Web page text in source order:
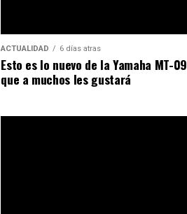
ACTUALIDAD 6 días atras
Esto es lo nuevo de la Yamaha MT-09
que a muchos les gustará